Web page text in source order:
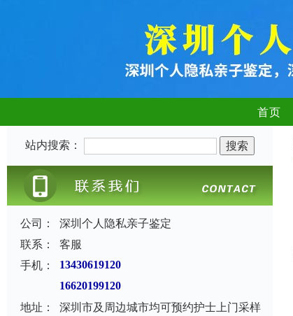
首页
站内搜索：
公司：
深圳个人隐私亲子鉴定
联系：
客服
手机：
13430619120
16620199120
地址：
深圳市及周边城市均可预约护士上门采样